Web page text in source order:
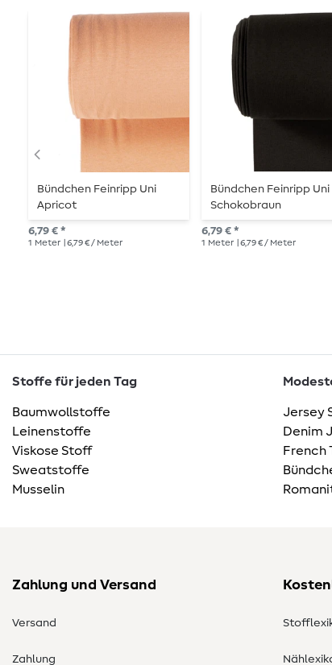
Bündchen Feinripp Uni
Apricot
6,79 € *
1 Meter | 6,79 € / Meter
Bündchen Feinripp Uni
Schokobraun
6,79 € *
1 Meter | 6,79 € / Meter
Stoffe für jeden Tag
Baumwollstoffe
Leinenstoffe
Viskose Stoff
Sweatstoffe
Musselin
Jersey
Denim
French
Zahlung und Versand
Versand
Zahlung